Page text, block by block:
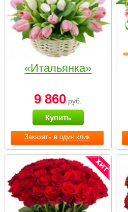
Заказать в один клик
«Итальянка»
9 860 руб.
Купить